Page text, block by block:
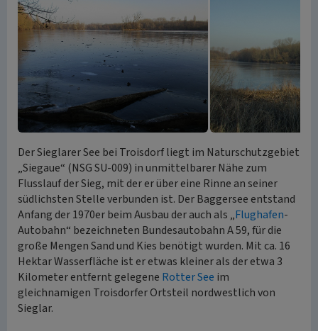
Der Sieglarer See bei Troisdorf liegt im Naturschutzgebiet
„Siegaue“ (NSG SU-009) in unmittelbarer Nähe zum
Flusslauf der Sieg, mit der er über eine Rinne an seiner
südlichsten Stelle verbunden ist. Der Baggersee entstand
Anfang der 1970er beim Ausbau der auch als „Flughafen-
Autobahn“ bezeichneten Bundesautobahn A 59, für die
große Mengen Sand und Kies benötigt wurden. Mit ca. 16
Hektar Wasserfläche ist er etwas kleiner als der etwa 3
Kilometer entfernt gelegene Rotter See im
gleichnamigen Troisdorfer Ortsteil nordwestlich von
Sieglar.